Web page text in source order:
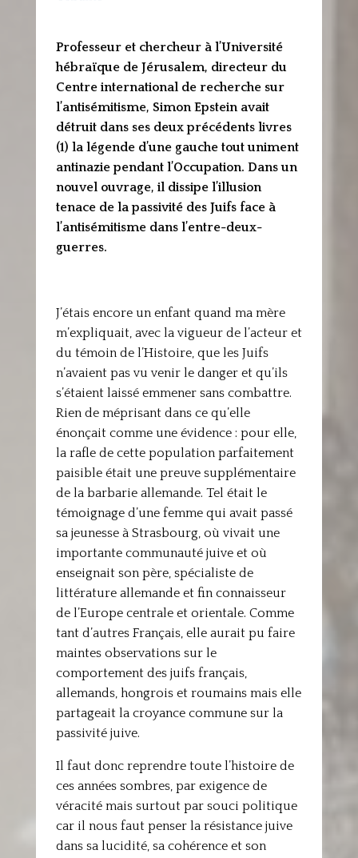
Professeur et chercheur à l’Université
hébraïque de Jérusalem, directeur du
Centre international de recherche sur
l’antisémitisme, Simon Epstein avait
détruit dans ses deux précédents livres
(1) la légende d’une gauche tout uniment
antinazie pendant l’Occupation. Dans un
nouvel ouvrage, il dissipe l’illusion
tenace de la passivité des Juifs face à
l’antisémitisme dans l’entre-deux-
guerres.
J’étais encore un enfant quand ma mère
m’expliquait, avec la vigueur de l’acteur et
du témoin de l’Histoire, que les Juifs
n’avaient pas vu venir le danger et qu’ils
s’étaient laissé emmener sans combattre.
Rien de méprisant dans ce qu’elle
énonçait comme une évidence : pour elle,
la rafle de cette population parfaitement
paisible était une preuve supplémentaire
de la barbarie allemande. Tel était le
témoignage d’une femme qui avait passé
sa jeunesse à Strasbourg, où vivait une
importante communauté juive et où
enseignait son père, spécialiste de
littérature allemande et fin connaisseur
de l’Europe centrale et orientale. Comme
tant d’autres Français, elle aurait pu faire
maintes observations sur le
comportement des juifs français,
allemands, hongrois et roumains mais elle
partageait la croyance commune sur la
passivité juive.
Il faut donc reprendre toute l’histoire de
ces années sombres, par exigence de
véracité mais surtout par souci politique
car il nous faut penser la résistance juive
dans sa lucidité, sa cohérence et son